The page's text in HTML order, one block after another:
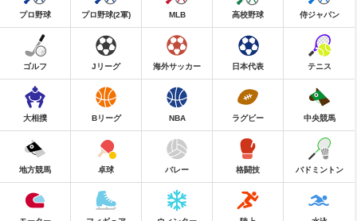
プロ野球 プロ野球(2軍) MLB 高校野球 侍ジャパン
ゴルフ Jリーグ 海外サッカー 日本代表 テニス
大相撲 Bリーグ NBA ラグビー 中央競馬
地方競馬 卓球 バレー 格闘技 バドミントン